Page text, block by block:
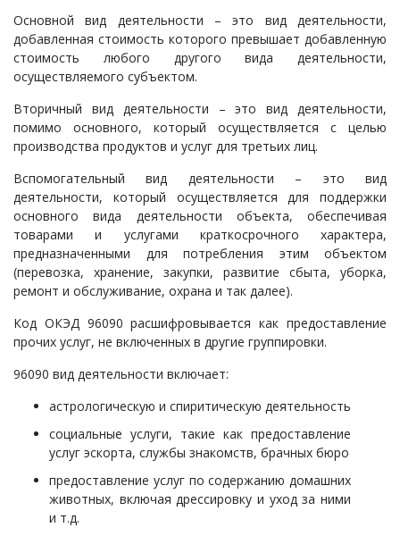
Основной вид деятельности – это вид деятельности,
добавленная стоимость которого превышает добавленную
стоимость любого другого вида деятельности,
осуществляемого субъектом.
Вторичный вид деятельности – это вид деятельности,
помимо основного, который осуществляется с целью
производства продуктов и услуг для третьих лиц.
Вспомогательный вид деятельности – это вид
деятельности, который осуществляется для поддержки
основного вида деятельности объекта, обеспечивая
товарами и услугами краткосрочного характера,
предназначенными для потребления этим объектом
(перевозка, хранение, закупки, развитие сбыта, уборка,
ремонт и обслуживание, охрана и так далее).
Код ОКЭД 96090 расшифровывается как предоставление
прочих услуг, не включенных в другие группировки.
96090 вид деятельности включает:
астрологическую и спиритическую деятельность
социальные услуги, такие как предоставление
услуг эскорта, службы знакомств, брачных бюро
предоставление услуг по содержанию домашних
животных, включая дрессировку и уход за ними
и т.д.